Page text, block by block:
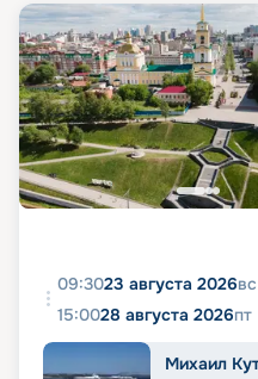
09:3023 августа 2026вс
15:0028 августа 2026пт
Михаил